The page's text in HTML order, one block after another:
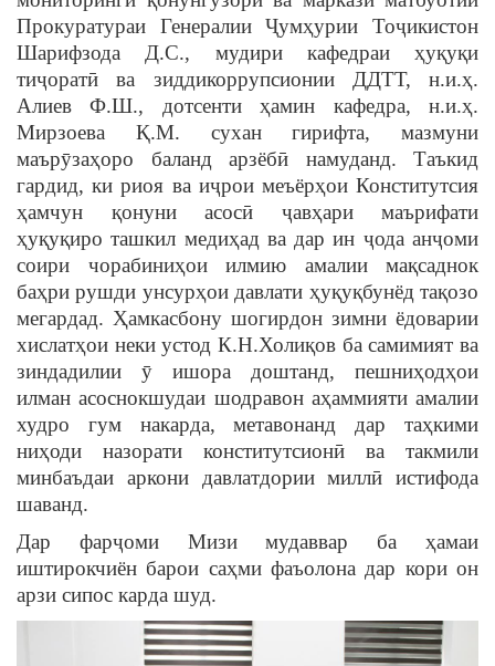
Прокуратураи Генералии Ҷумҳурии Тоҷикистон
Шарифзода Д.С., мудири кафедраи ҳуқуқи
тиҷоратӣ ва зиддикоррупсионии ДДТТ, н.и.ҳ.
Алиев Ф.Ш., дотсенти ҳамин кафедра, н.и.ҳ.
Мирзоева Қ.М. сухан гирифта, мазмуни
маърӯзаҳоро баланд арзёбӣ намуданд. Таъкид
гардид, ки риоя ва иҷрои меъёрҳои Конститутсия
ҳамчун қонуни асосӣ ҷавҳари маърифати
ҳуқуқиро ташкил медиҳад ва дар ин ҷода анҷоми
соири чорабиниҳои илмию амалии мақсаднок
баҳри рушди унсурҳои давлати ҳуқуқбунёд тақозо
мегардад. Ҳамкасбону шогирдон зимни ёдоварии
хислатҳои неки устод К.Н.Холиқов ба самимият ва
зиндадилии ӯ ишора доштанд, пешниҳодҳои
илман асоснокшудаи шодравон аҳаммияти амалии
худро гум накарда, метавонанд дар таҳкими
ниҳоди назорати конститутсионӣ ва такмили
минбаъдаи аркони давлатдории миллӣ истифода
шаванд.
Дар фарҷоми Мизи мудаввар ба ҳамаи
иштирокчиён барои саҳми фаъолона дар кори он
арзи сипос карда шуд.